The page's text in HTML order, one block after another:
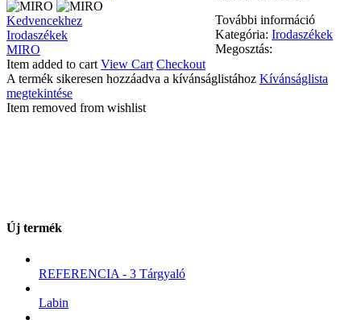
További információ
Kategória:Irodaszékek
Megosztás:
MIRO
Kedvencekhez
Irodaszékek
MIRO
Item added to cart View Cart Checkout
A termék sikeresen hozzáadva a kívánságlistához Kívánságlista
megtekintése
Item removed from wishlist
Új termék
REFERENCIA - 3 Tárgyaló
Labin